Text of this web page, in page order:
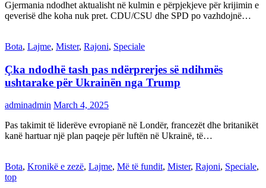
Gjermania ndodhet aktualisht në kulmin e përpjekjeve për krijimin e
qeverisë dhe koha nuk pret. CDU/CSU dhe SPD po vazhdojnë…
Bota, Lajme, Mister, Rajoni, Speciale
Çka ndodhë tash pas ndërprerjes së ndihmës
ushtarake për Ukrainën nga Trump
adminadmin March 4, 2025
Pas takimit të liderëve evropianë në Londër, francezët dhe britanikët
kanë hartuar një plan paqeje për luftën në Ukrainë, të…
Bota, Kronikë e zezë, Lajme, Më të fundit, Mister, Rajoni, Speciale,
top